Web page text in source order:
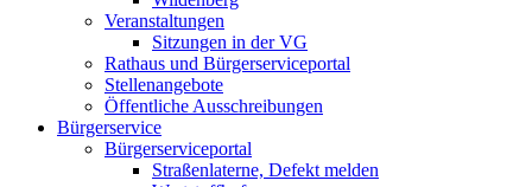
Veranstaltungen
Sitzungen in der VG
Rathaus und Bürgerserviceportal
Stellenangebote
Öffentliche Ausschreibungen
Bürgerservice
Bürgerserviceportal
Straßenlaterne, Defekt melden